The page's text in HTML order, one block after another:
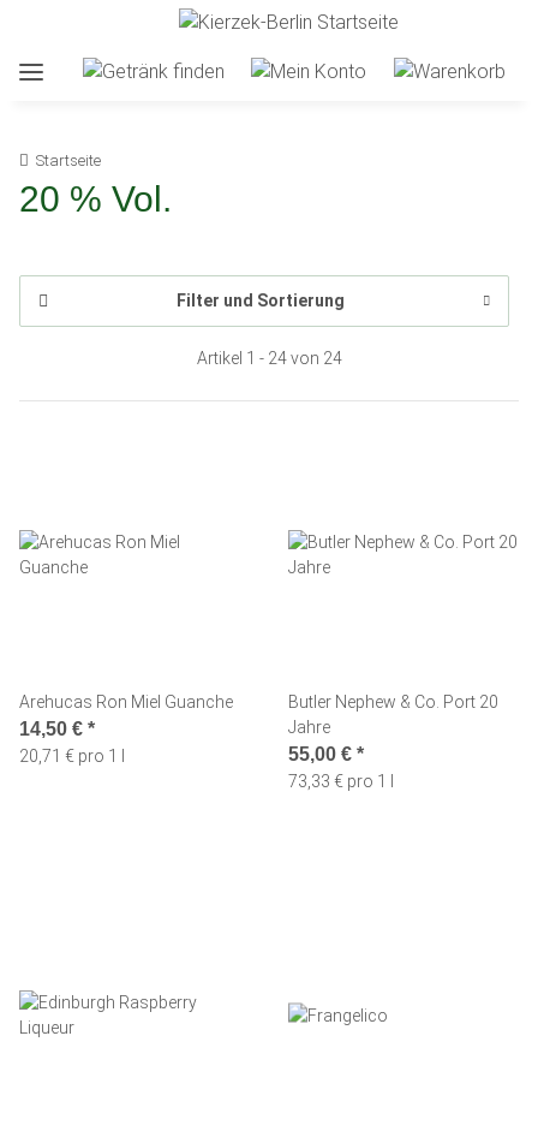
Startseite
20 % Vol.
Filter und Sortierung
Artikel 1 - 24 von 24
Arehucas Ron Miel Guanche
14,50 € *
20,71 € pro 1 l
Butler Nephew & Co. Port 20
Jahre
55,00 € *
73,33 € pro 1 l